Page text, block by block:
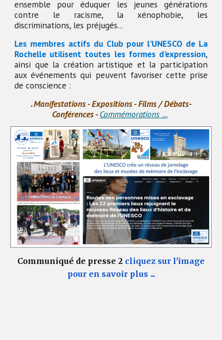
ensemble pour éduquer les jeunes générations
contre le racisme, la xénophobie, les
discriminations, les préjugés...
Les membres actifs du Club pour l'UNESCO de La
Rochelle utilisent toutes les formes d'expression,
ainsi que la création artistique et la participation
aux événements qui peuvent favoriser cette prise
de conscience :
. Manifestations - Expositions - Films / Débats-
Conférences -Commémorations ...
Communiqué de presse 2 cliquez sur l'image
pour en savoir plus ...